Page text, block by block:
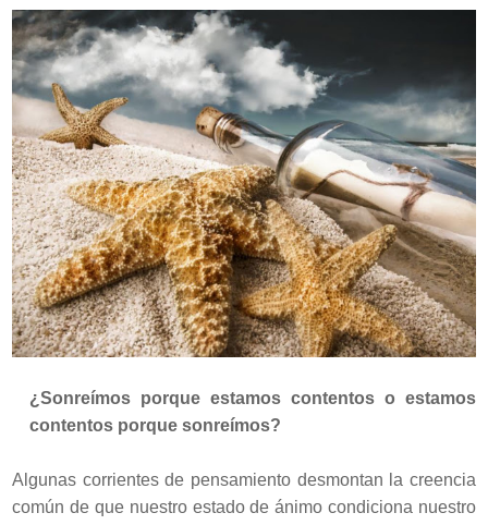
¿Sonreímos porque estamos contentos o estamos
contentos porque sonreímos?
Algunas corrientes de pensamiento desmontan la creencia
común de que nuestro estado de ánimo condiciona nuestro